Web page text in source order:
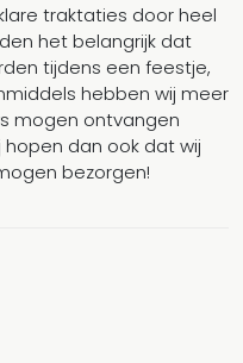
traktaties door heel
het belangrijk dat
tijdens een feestje,
hebben wij meer
mogen ontvangen
dan ook dat wij
bezorgen!